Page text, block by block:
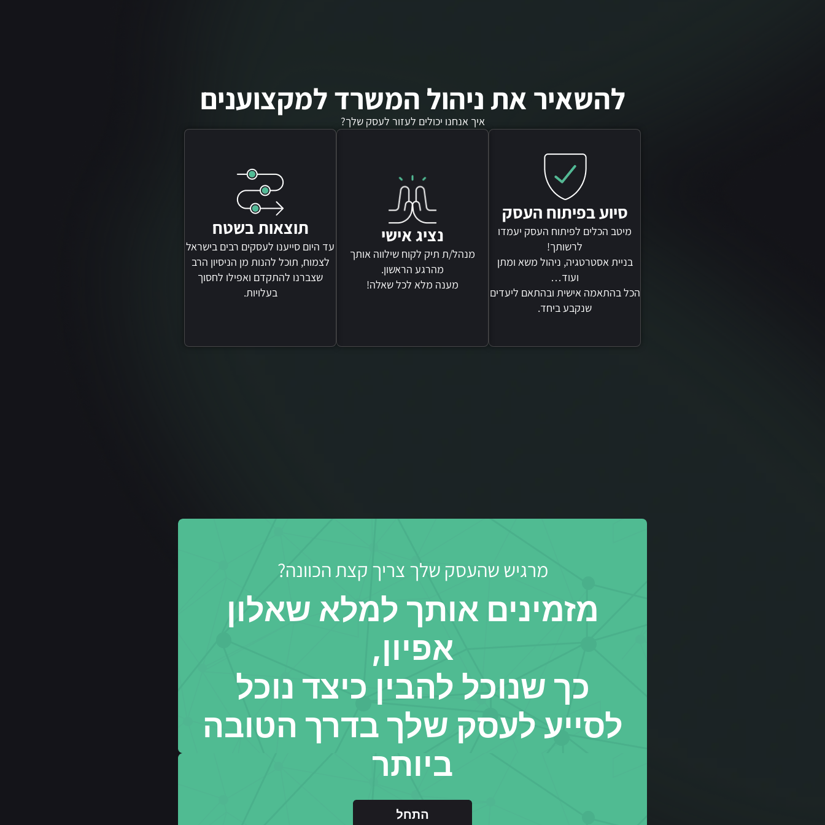
להשאיר את ניהול המשרד למקצוענים
איך אנחנו יכולים לעזור לעסק שלך?
מיטב הכלים לפיתוח העסק יעמדו
לרשותך!
בניית אסטרטגיה, ניהול משא ומתן
ועוד…
הכל בהתאמה אישית ובהתאם ליעדים
שנקבע ביחד.
סיוע בפיתוח העסק
נציג אישי
מנהל/ת תיק לקוח שילווה אותך
מהרגע הראשון.
מענה מלא לכל שאלה!
תוצאות בשטח
עד היום סייענו לעסקים רבים בישראל
לצמוח, תוכל להנות מן הניסיון הרב
שצברנו להתקדם ואפילו לחסוך
בעלויות.
מרגיש שהעסק שלך צריך קצת הכוונה?
מזמינים אותך למלא שאלון
אפיון,
כך שנוכל להבין כיצד נוכל
לסייע לעסק שלך בדרך הטובה
ביותר